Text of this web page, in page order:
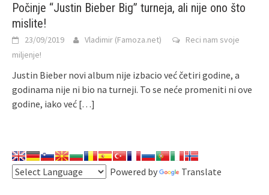
Počinje “Justin Bieber Big” turneja, ali nije ono što
mislite!
23/09/2019 Vladimir (Famoza.net)
Reci nam svoje
miljenje!
Justin Bieber novi album nije izbacio već četiri godine, a
godinama nije ni bio na turneji. To se neće promeniti ni ove
godine, iako već […]
Powered by Translate